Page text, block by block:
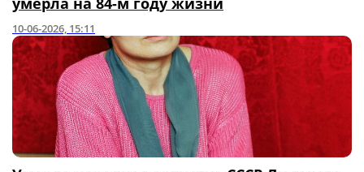
10-06-2026, 15:11